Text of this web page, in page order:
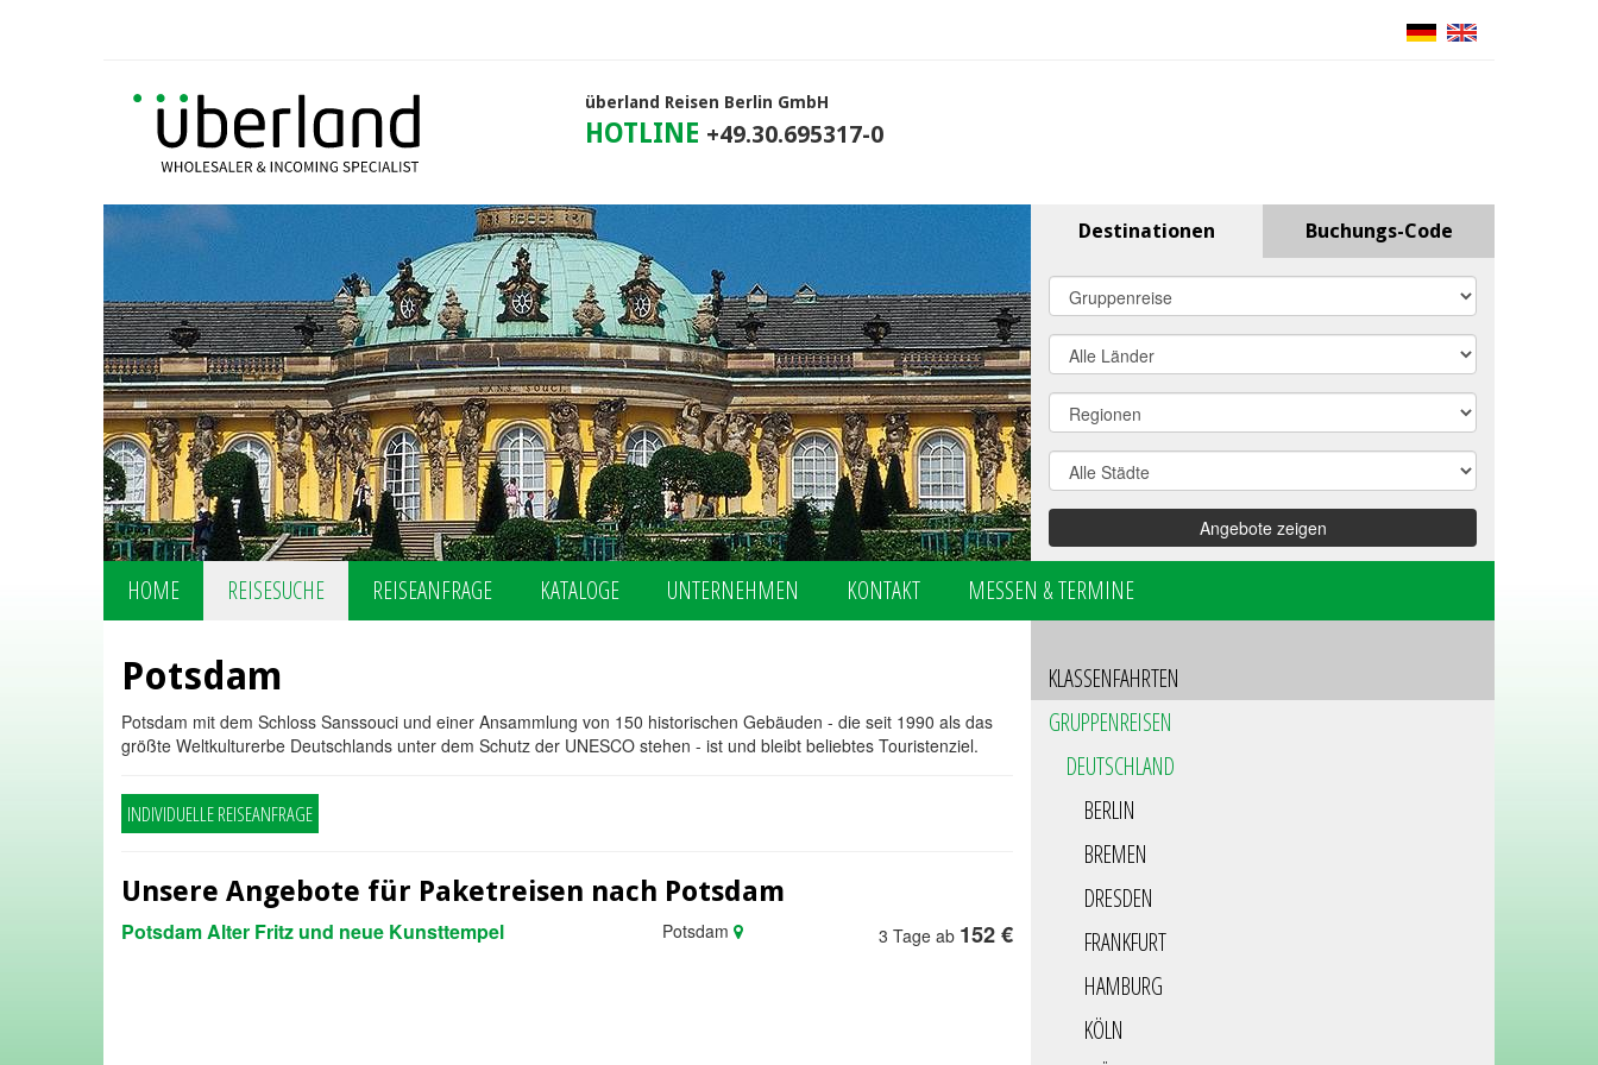
überland Reisen Berlin GmbH
HOTLINE +49.30.695317-0
Destinationen
Reisekategorie
Land
Region
Stadt
Angebote zeigen
Buchungs-Code
HOME REISESUCHE REISEANFRAGE KATALOGE UNTERNEHMEN KONTAKT MESSEN & TERMINE
Potsdam
Potsdam mit dem Schloss Sanssouci und einer Ansammlung von 150 historischen Gebäuden - die seit 1990 als das
größte Weltkulturerbe Deutschlands unter dem Schutz der UNESCO stehen - ist und bleibt beliebtes Touristenziel.
INDIVIDUELLE REISEANFRAGE
Unsere Angebote für Paketreisen nach Potsdam
Potsdam Alter Fritz und neue Kunsttempel Potsdam 3 Tage ab 152 €
KLASSENFAHRTEN
GRUPPENREISEN
DEUTSCHLAND
BERLIN
BREMEN
DRESDEN
FRANKFURT
HAMBURG
KÖLN